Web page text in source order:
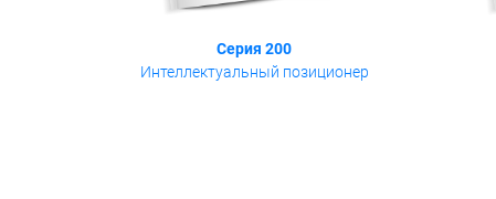
Серия 200
Интеллектуальный позиционер